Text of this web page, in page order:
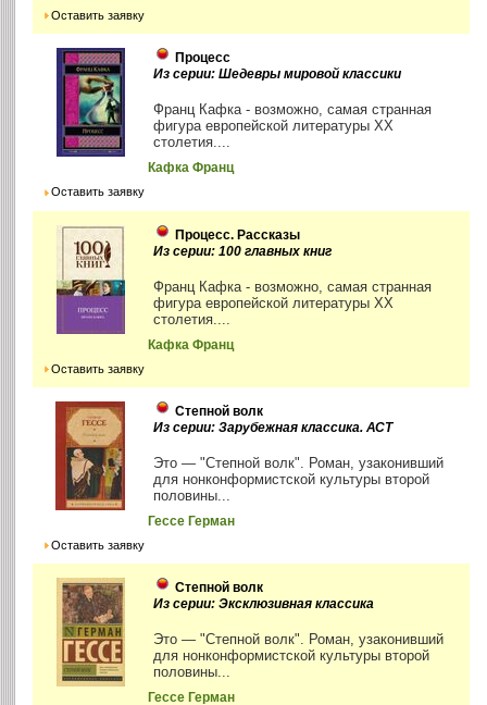
Оставить заявку
Процесс
Из серии: Шедевры мировой классики
Франц Кафка - возможно, самая странная
фигура европейской литературы ХХ
столетия....
Кафка Франц
Оставить заявку
Процесс. Рассказы
Из серии: 100 главных книг
Франц Кафка - возможно, самая странная
фигура европейской литературы ХХ
столетия....
Кафка Франц
Оставить заявку
Степной волк
Из серии: Зарубежная классика. АСТ
Это — "Степной волк". Роман, узаконивший
для нонконформистской культуры второй
половины...
Гессе Герман
Оставить заявку
Степной волк
Из серии: Эксклюзивная классика
Это — "Степной волк". Роман, узаконивший
для нонконформистской культуры второй
половины...
Гессе Герман